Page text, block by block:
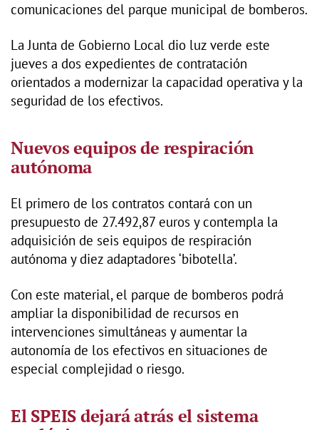
comunicaciones del parque municipal de bomberos.
La Junta de Gobierno Local dio luz verde este
jueves a dos expedientes de contratación
orientados a modernizar la capacidad operativa y la
seguridad de los efectivos.
Nuevos equipos de respiración
autónoma
El primero de los contratos contará con un
presupuesto de 27.492,87 euros y contempla la
adquisición de seis equipos de respiración
autónoma y diez adaptadores ‘bibotella’.
Con este material, el parque de bomberos podrá
ampliar la disponibilidad de recursos en
intervenciones simultáneas y aumentar la
autonomía de los efectivos en situaciones de
especial complejidad o riesgo.
El SPEIS dejará atrás el sistema